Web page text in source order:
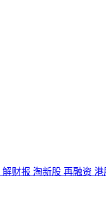
解财报 淘新股 再融资